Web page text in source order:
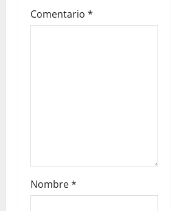
Comentario *
Nombre*